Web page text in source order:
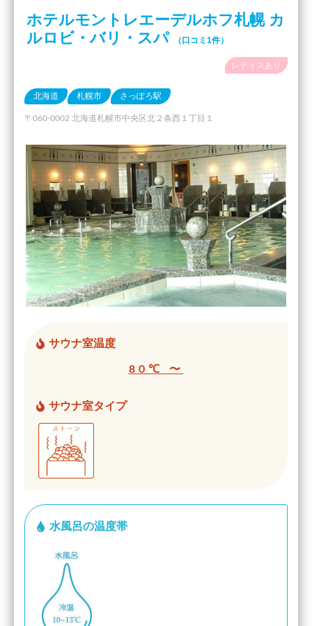
ホテルモントレエーデルホフ札幌 カ
ルロビ・バリ・スパ
（口コミ1件）
レディスあり
北海道 札幌市 さっぽろ駅
〒060-0002 北海道札幌市中央区北２条西１丁目１
サウナ室温度
80℃ 〜
サウナ室タイプ
水風呂の温度帯